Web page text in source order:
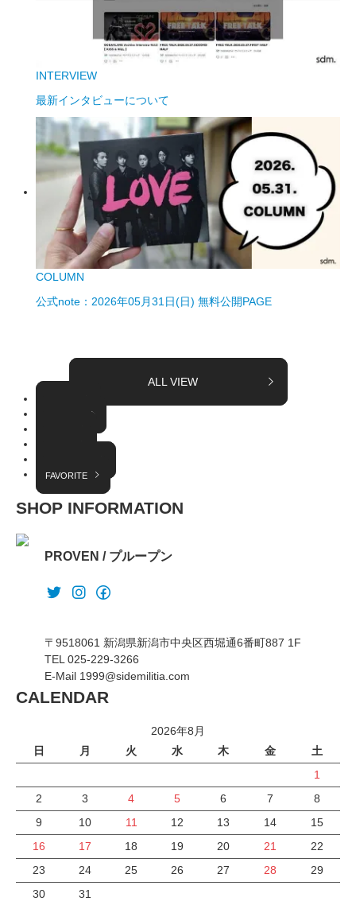
INTERVIEW
最新インタビューについて
COLUMN
公式note：2026年05月31日(日) 無料公開PAGE
ALL VIEW
FAVORITE
SHOP INFORMATION
PROVEN / プループン
〒9518061 新潟県新潟市中央区西堀通6番町887 1F
TEL 025-229-3266
E-Mail 1999@sidemilitia.com
CALENDAR
2026年8月
日
月 火 水 木 金
土
1
2
3 4 5 6 7
8
9
10 11 12 13 14
15
16
17 18 19 20 21
22
23
24 25 26 27 28
29
30
31